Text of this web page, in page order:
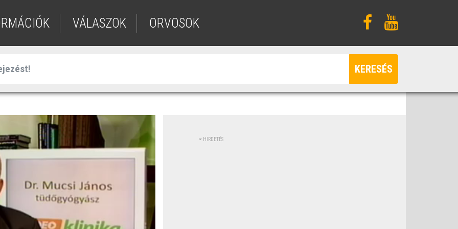
VÁLASZOK ORVOSOK
KERESÉS
HIRDETÉS